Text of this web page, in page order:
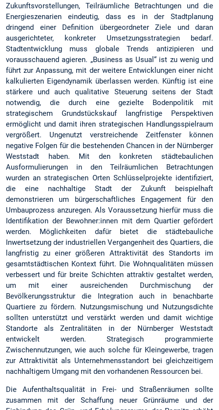
Zukunftsvorstellungen, Teilräumliche Betrachtungen und die
Energieszenarien eindeutig, dass es in der Stadtplanung
dringend einer Definition übergeordneter Ziele und daran
ausgerichteter, konkreter Umsetzungsstrategien bedarf.
Stadtentwicklung muss globale Trends antizipieren und
vorausschauend agieren. „Business as Usual“ ist zu wenig und
führt zur Anpassung, mit der weitere Entwicklungen einer nicht
kalkulierten Eigendynamik überlassen werden. Künftig ist eine
stärkere und auch qualitative Steuerung seitens der Stadt
notwendig, die durch eine gezielte Bodenpolitik mit
strategischem Grundstückskauf langfristige Perspektiven
ermöglicht und damit ihren strategischen Handlungsspielraum
vergrößert. Ungenutzt verstreichende Zeitfenster können
negative Folgen für die bestehenden Chancen in der Nürnberger
Weststadt haben. Mit den konkreten städtebaulichen
Ausformulierungen in den Teilräumlichen Betrachtungen
wurden an strategischen Orten Schlüsselprojekte identifiziert,
die eine nachhaltige Stadt der Zukunft beispielhaft
demonstrieren um bürgerschaftliches Engagement für den
Umbauprozess anzuregen. Als Voraussetzung hierfür muss die
Identifikation der Bewohner:innen mit dem Quartier gefördert
werden. Möglichkeiten dafür bietet die städtebauliche
Inwertsetzung der industriellen Vergangenheit des Quartiers, die
langfristig zu einer größeren Attraktivität des Standorts im
gesamtstädtischen Kontext führt. Die Wohnqualitäten müssen
verbessert und für breite Schichten attraktiv gestaltet werden,
um mit einer ausreichenden Durchmischung der
Bevölkerungsstruktur die Integration auch in benachbarte
Quartiere zu fördern. Nutzungsmischung und Nutzungsdichte
sollten unterstützt und verstärkt werden und damit wichtige
Standorte als Zentralitäten in der Nürnberger Weststadt
entwickelt werden. Strategisch programmierte
Zwischennutzungen, wie auch solche für Kleingewerbe, tragen
zur Attraktivität als Unternehmensstandort bei gleichzeitigem
nachhaltigem Umgang mit den vorhandenen Ressourcen bei.
Die Aufenthaltsqualität in Frei- und Straßenräumen sollte
zusammen mit der Schaffung neuer Grünräume und der